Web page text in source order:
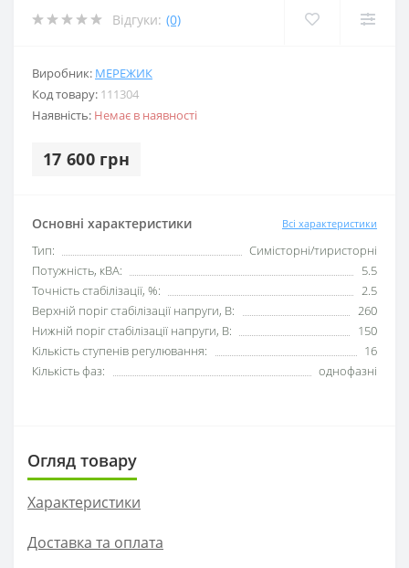
Відгуки: (0)
Виробник: МЕРЕЖИК
Код товару: 111304
Наявність: Немає в наявності
17 600 грн
Основні характеристики Всі характеристики
Тип:
Симісторні/тиристорні
Потужність, кВА:
5.5
Точність стабілізації, %:
2.5
Верхній поріг стабілізації напруги, В:
260
Нижній поріг стабілізації напруги, В:
150
Кількість ступенів регулювання:
16
Кількість фаз:
однофазні
Огляд товару
Характеристики
Доставка та оплата